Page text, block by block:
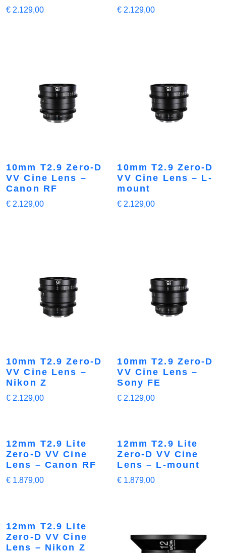
€ 2.129,00 € 2.129,00
10mm T2.9 Zero-D
VV Cine Lens –
Canon RF
€ 2.129,00
10mm T2.9 Zero-D
VV Cine Lens – L-
mount
€ 2.129,00
10mm T2.9 Zero-D
VV Cine Lens –
Nikon Z
€ 2.129,00
10mm T2.9 Zero-D
VV Cine Lens –
Sony FE
€ 2.129,00
12mm T2.9 Lite
Zero-D VV Cine
Lens – Canon RF
€ 1.879,00
12mm T2.9 Lite
Zero-D VV Cine
Lens – L-mount
€ 1.879,00
12mm T2.9 Lite
Zero-D VV Cine
Lens – Nikon Z